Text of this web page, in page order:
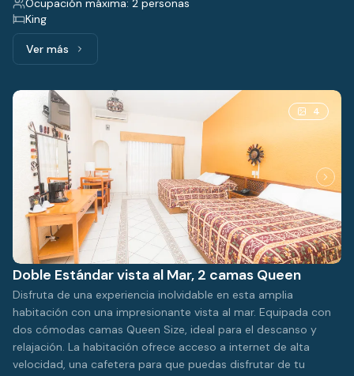
Ocupación máxima: 2 personas
King
Ver másVer más: Deluxe Suite vista al Mar, 1 cama King
4
Doble Estándar vista al Mar, 2 camas Queen
Disfruta de una experiencia inolvidable en esta amplia
habitación con una impresionante vista al mar. Equipada con
dos cómodas camas Queen Size, ideal para el descanso y
relajación. La habitación ofrece acceso a internet de alta
velocidad, una cafetera para que puedas disfrutar de tu